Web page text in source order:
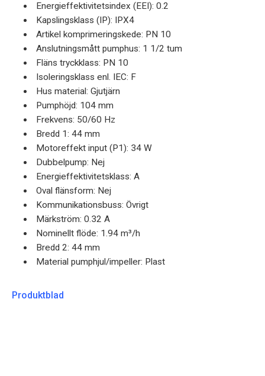
Energieffektivitetsindex (EEI): 0.2
Kapslingsklass (IP): IPX4
Artikel komprimeringskede: PN 10
Anslutningsmått pumphus: 1 1/2 tum
Fläns tryckklass: PN 10
Isoleringsklass enl. IEC: F
Hus material: Gjutjärn
Pumphöjd: 104 mm
Frekvens: 50/60 Hz
Bredd 1: 44 mm
Motoreffekt input (P1): 34 W
Dubbelpump: Nej
Energieffektivitetsklass: A
Oval flänsform: Nej
Kommunikationsbuss: Övrigt
Märkström: 0.32 A
Nominellt flöde: 1.94 m³/h
Bredd 2: 44 mm
Material pumphjul/impeller: Plast
Produktblad